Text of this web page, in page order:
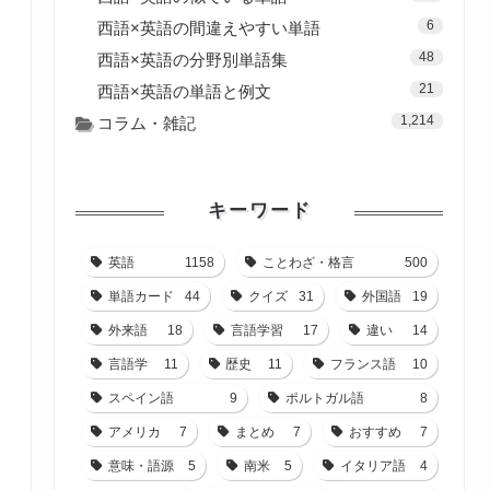
西語×英語の間違えやすい単語 6
西語×英語の分野別単語集 48
西語×英語の単語と例文 21
コラム・雑記 1,214
キーワード
英語 1158 ことわざ・格言 500
単語カード 44 クイズ 31 外国語 19
外来語 18 言語学習 17 違い 14
言語学 11 歴史 11 フランス語 10
スペイン語 9 ポルトガル語 8
アメリカ 7 まとめ 7 おすすめ 7
意味・語源 5 南米 5 イタリア語 4